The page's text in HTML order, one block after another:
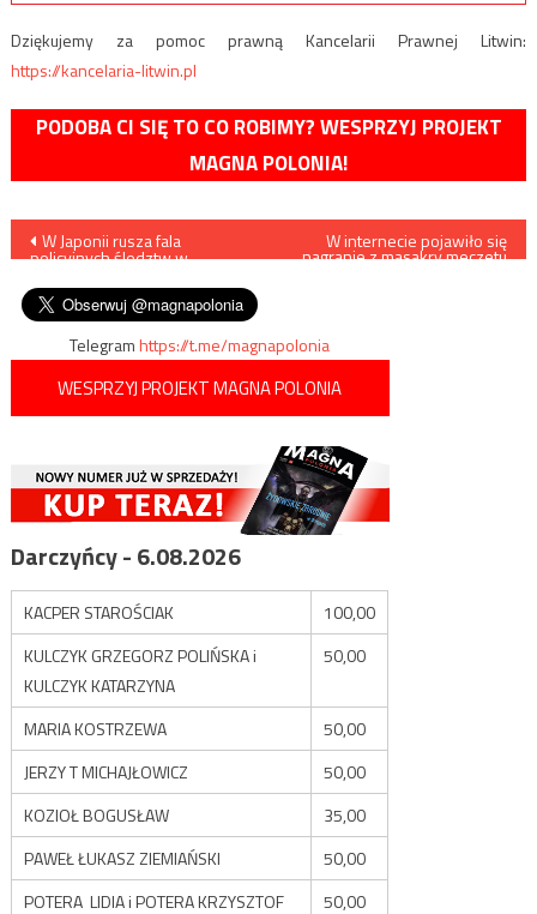
Dziękujemy za pomoc prawną Kancelarii Prawnej Litwin:
https://kancelaria-litwin.pl
PODOBA CI SIĘ TO CO ROBIMY? WESPRZYJ PROJEKT
MAGNA POLONIA!
Nawigacja
wpisu
W Japonii rusza fala
policyjnych śledztw w
W internecie pojawiło się
nagranie z masakry meczetu
Telegramhttps://t.me/magnapolonia
WESPRZYJ PROJEKT MAGNA POLONIA
Darczyńcy - 6.08.2026
KACPER STAROŚCIAK
100,00
KULCZYK GRZEGORZ POLIŃSKA i
KULCZYK KATARZYNA
50,00
MARIA KOSTRZEWA
50,00
JERZY T MICHAJŁOWICZ
50,00
KOZIOŁ BOGUSŁAW
35,00
PAWEŁ ŁUKASZ ZIEMIAŃSKI
50,00
POTERA LIDIA i POTERA KRZYSZTOF
50,00